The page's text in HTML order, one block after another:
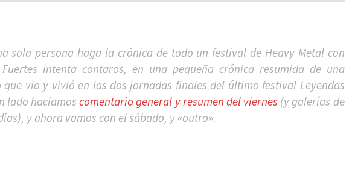
sola persona haga la crónica de todo un festival de Heavy Metal con
intenta contaros, en una pequeña crónica resumida de una
vio y vivió en las dos jornadas finales del último festival Leyendas
lado hacíamoscomentario general y resumen del viernes (y galerías de
y ahora vamos con el sábado, y «outro».